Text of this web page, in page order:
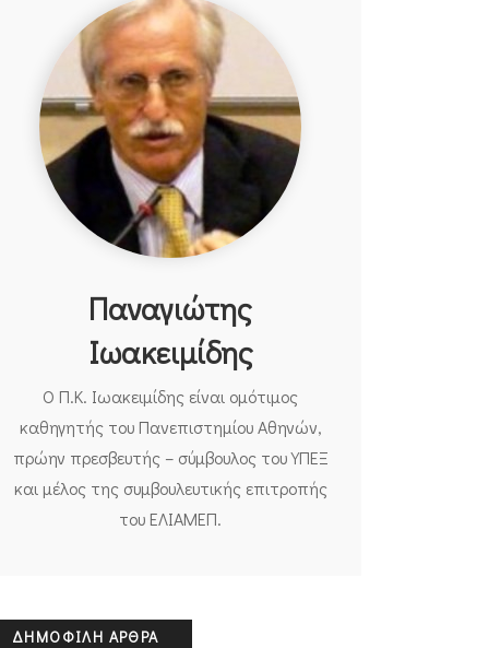
Παναγιώτης
Ιωακειμίδης
Ο Π.Κ. Ιωακειμίδης είναι ομότιμος
καθηγητής του Πανεπιστημίου Αθηνών,
πρώην πρεσβευτής – σύμβουλος του ΥΠΕΞ
και μέλος της συμβουλευτικής επιτροπής
του ΕΛΙΑΜΕΠ.
ΔΗΜΟΦΙΛΉ ΆΡΘΡΑ